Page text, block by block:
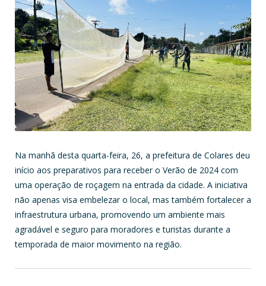
Na manhã desta quarta-feira, 26, a prefeitura de Colares deu
início aos preparativos para receber o Verão de 2024 com
uma operação de roçagem na entrada da cidade. A iniciativa
não apenas visa embelezar o local, mas também fortalecer a
infraestrutura urbana, promovendo um ambiente mais
agradável e seguro para moradores e turistas durante a
temporada de maior movimento na região.